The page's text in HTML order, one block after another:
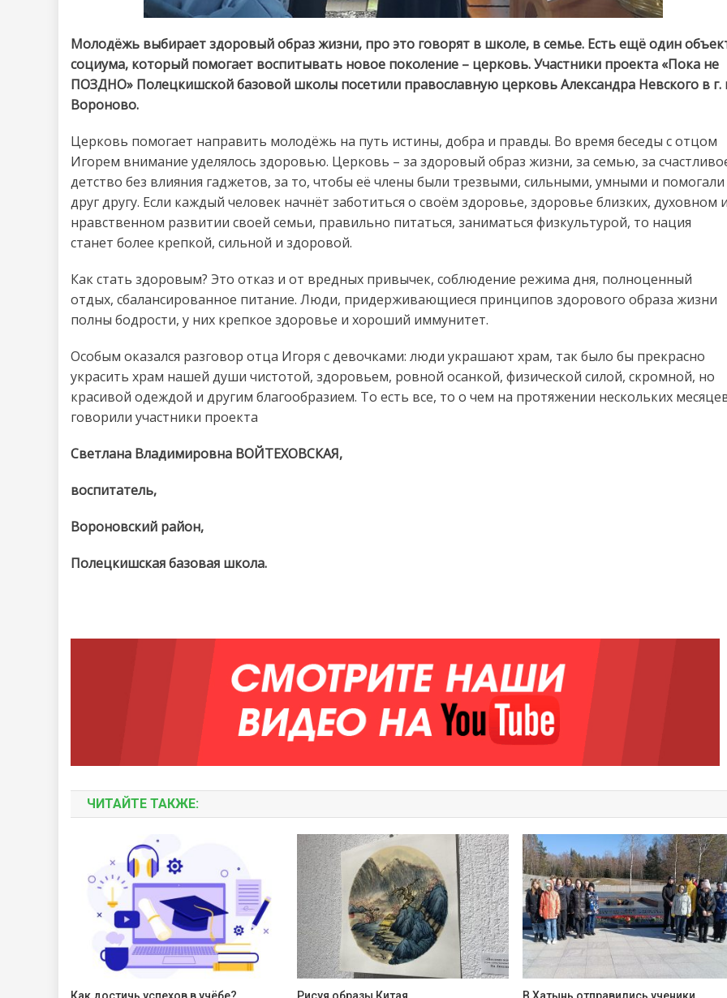
Молодёжь выбирает здоровый образ жизни, про это говорят в школе, в семье. Есть ещё один
социума, который помогает воспитывать новое поколение – церковь. Участники проекта «Пока не
ПОЗДНО» Полецкишской базовой школы посетили православную церковь Александра Невского в г.
Вороново.
Церковь помогает направить молодёжь на путь истины, добра и правды. Во время беседы с отцом
Игорем внимание уделялось здоровью. Церковь – за здоровый образ жизни, за семью, за
детство без влияния гаджетов, за то, чтобы её члены были трезвыми, сильными, умными и помогали
друг другу. Если каждый человек начнёт заботиться о своём здоровье, здоровье близких, духовном
нравственном развитии своей семьи, правильно питаться, заниматься физкультурой, то нация
станет более крепкой, сильной и здоровой.
Как стать здоровым? Это отказ и от вредных привычек, соблюдение режима дня, полноценный
отдых, сбалансированное питание. Люди, придерживающиеся принципов здорового образа жизни
полны бодрости, у них крепкое здоровье и хороший иммунитет.
Особым оказался разговор отца Игоря с девочками: люди украшают храм, так было бы прекрасно
украсить храм нашей души чистотой, здоровьем, ровной осанкой, физической силой, скромной, но
красивой одеждой и другим благообразием. То есть все, то о чем на протяжении нескольких
говорили участники проекта
Светлана Владимировна ВОЙТЕХОВСКАЯ,
воспитатель,
Вороновский район,
Полецкишская базовая школа.
ЧИТАЙТЕ ТАКЖЕ: